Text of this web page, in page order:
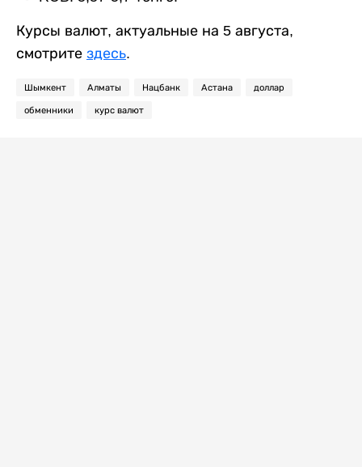
Курсы валют, актуальные на 5 августа,
смотрите здесь.
Шымкент Алматы Нацбанк Астана доллар
обменники курс валют